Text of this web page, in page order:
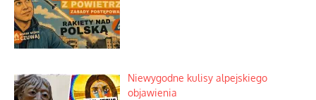
Niewygodne kulisy alpejskiego
objawienia